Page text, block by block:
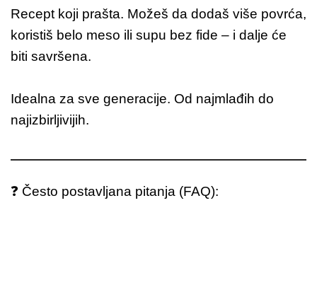
Recept koji prašta. Možeš da dodaš više povrća,
koristiš belo meso ili supu bez fide – i dalje će
biti savršena.
Idealna za sve generacije. Od najmlađih do
najizbirljivijih.
❓ Često postavljana pitanja (FAQ):